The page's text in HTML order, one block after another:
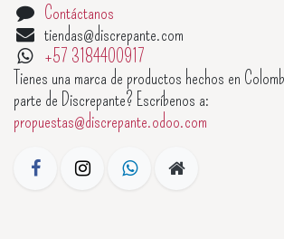
Contáctanos
tiendas@discrepante.com
+57 3184400917
Tienes una marca de productos hechos en
parte de Discrepante? Escríbenos a:
propuestas@discrepante.odoo.com